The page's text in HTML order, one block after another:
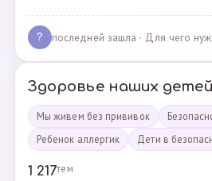
? последней зашла · Для чего нужно
Здоровье наших детей
Мы живем без прививок
Ребенок аллергик
Дети в
1 217тем